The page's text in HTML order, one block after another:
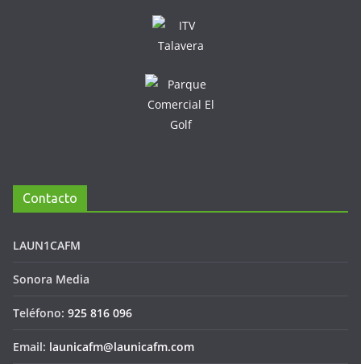
Contacto
LAUN1CAFM
Sonora Media
Teléfono: 925 816 096
Email: launicafm@launicafm.com